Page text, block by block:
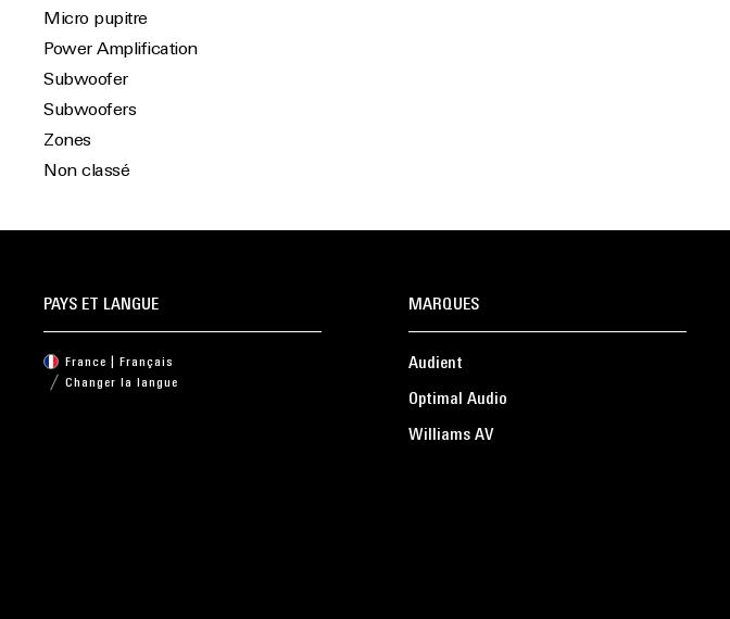
Micro pupitre
Power Amplification
Subwoofer
Subwoofers
Zones
Non classé
MARQUES
Audient
Optimal Audio
Williams AV
PAYS ET LANGUE
France | Français
Changer la langue